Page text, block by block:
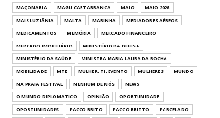
MAÇONARIA
MAGU CARTABRANCA MAIO
MAIO 2026
MAIS LUZIÂNIA
MALTA MARINHA
MEDIADORES AÉREOS
MEDICAMENTOS
MEMÓRIA
MERCADO FINANCEIRO
MERCADO IMOBILIÁRIO
MINISTÉRIO DA DEFESA
MINISTÉRIO DA SAÚDE
MINISTRA MARIA LAURA DA ROCHA
MOBILIDADE
MTE MULHER; TI; EVENTO MULHERES
MUNDO
NA PRAIA FESTIVAL
NENHUM DE NÓS
NEWS
O MUNDO DIPLOMATICO
OPINIÃO
OPORTUNIDADE
OPORTUNIDADES
PACCO BRITO PACCO BRITTO
PARCELADO